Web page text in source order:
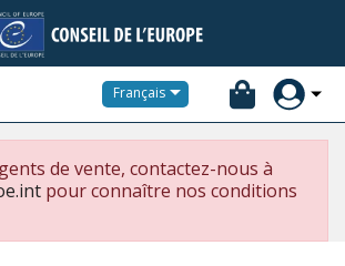
Français
de vente, contactez-nous à
pour connaître nos conditions